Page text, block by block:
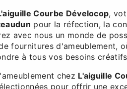
Courbe Dévelocop,
pour la réfection, la
avec nous un monde de
fournitures d'ameublement,
à tous vos besoins
chez L'aiguille
pour offrir une